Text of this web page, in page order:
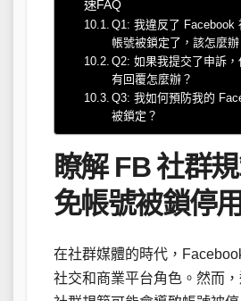
速FAQ
Q1: 我違反了 Facebook
帳號被鎖定了，該怎麼辦
Q2: 如果我提交了申訴
有回覆怎麼辦？
Q3: 我如何預防我的
被鎖定？
瞭解 FB 社群
免帳號被鎖停用
在社群媒體的時代，
社交和商業平台角色。然而